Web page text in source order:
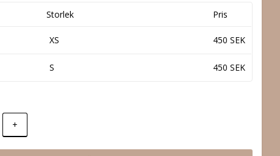
Storlek Pris
XS 450 SEK
S 450 SEK
+